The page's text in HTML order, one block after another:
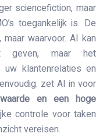
sciencefiction, maar
toegankelijk is. De
waarvoor. AI kan
geven, maar het
uw klantenrelaties en
zet AI in voor
en een hoge
controle voor taken
vereisen.